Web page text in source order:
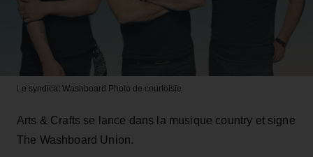
Le syndicat Washboard Photo de courtoisie
Arts & Crafts se lance dans la musique country et signe
The Washboard Union.